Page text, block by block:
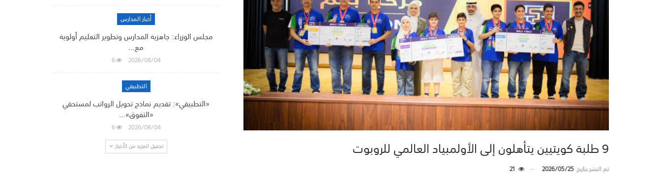
9 طلبة كويتيين يتأهلون إلى الأولمبياد العالمي للروبوت
تم النشر بتاريخ2026/05/25
21
أخبار المدارس
مجلس الوزراء: جاهزية المدارس وتطوير التعليم أولوية
مع…
2026/08/04
6
التطبيقي
«التطبيقي»: تقديم نماذج تحويل الرواتب لمستحقي
«التفوق»…
2026/08/04
6
تحميل المزيد من الأخبار